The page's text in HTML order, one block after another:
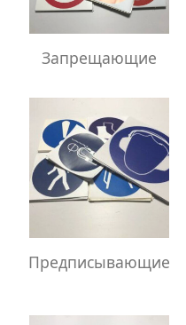
Запрещающие
Предписывающие